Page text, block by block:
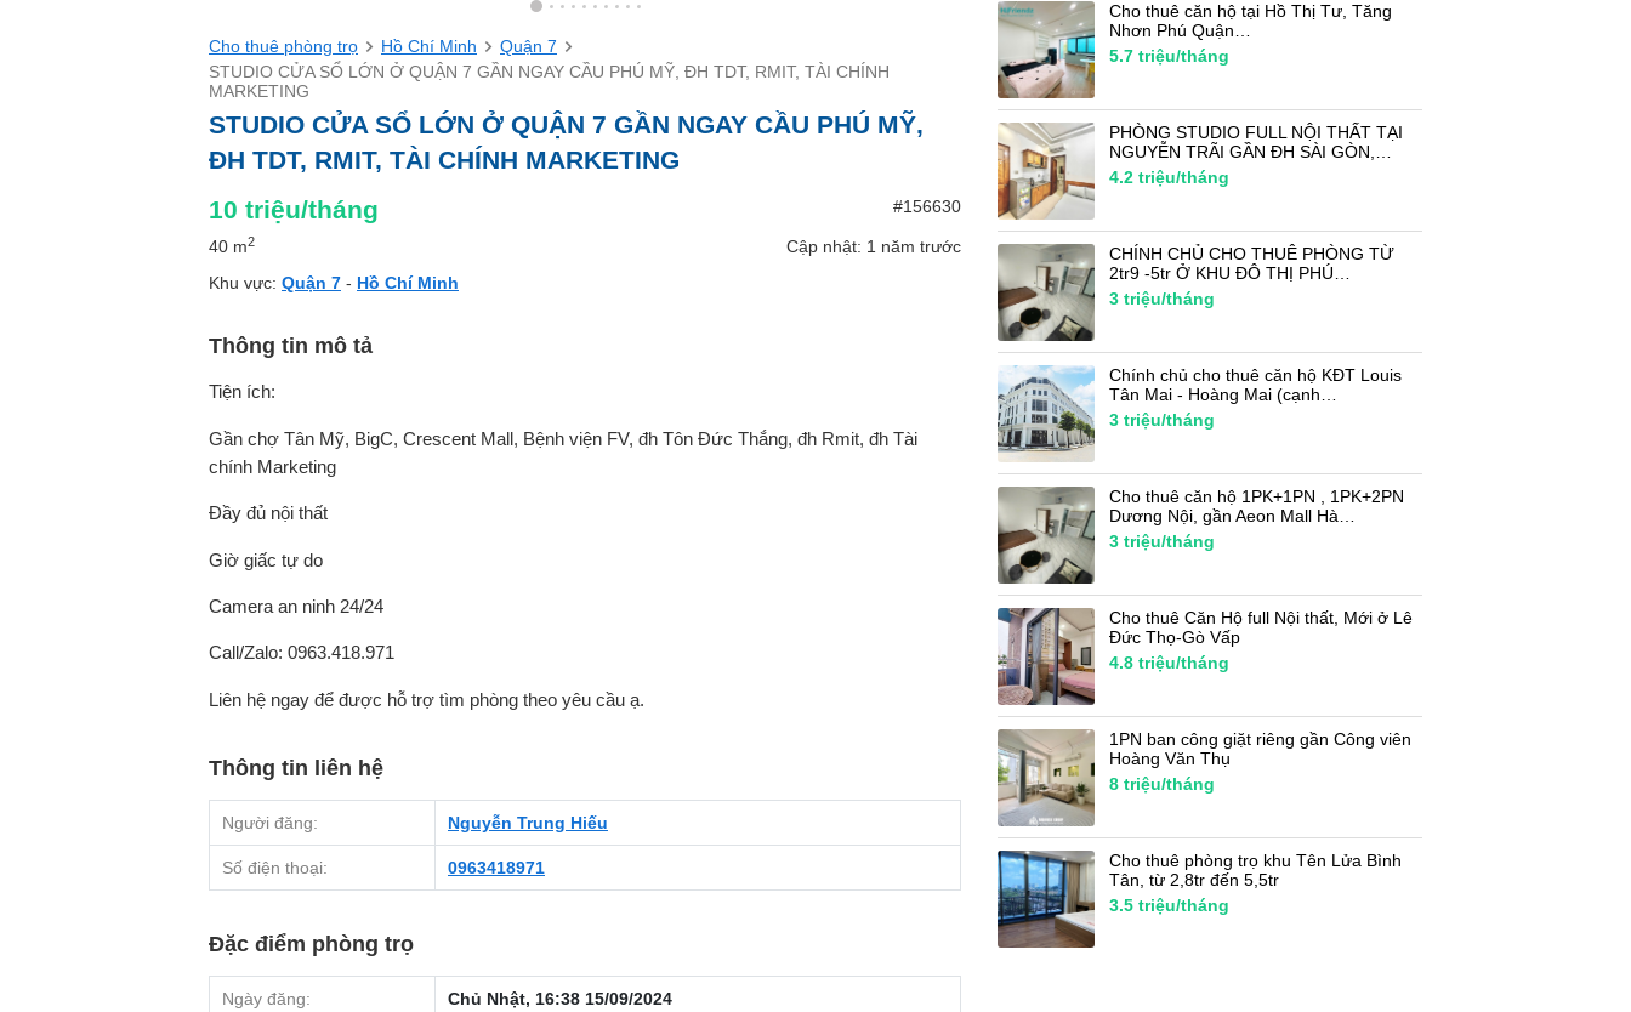
Cho thuê phòng trọ Hồ Chí Minh
Quận 7
STUDIO CỬA SỔ LỚN Ở QUẬN 7 GẦN NGAY CẦU PHÚ MỸ, ĐH TDT, RMIT, TÀI CHÍNH
MARKETING
STUDIO CỬA SỔ LỚN Ở QUẬN 7 GẦN NGAY CẦU PHÚ MỸ,
ĐH TDT, RMIT, TÀI CHÍNH MARKETING
10 triệu/tháng #156630
40 m2
Cập nhật: 1 năm trước
Khu vực: Quận 7 - Hồ Chí Minh
Thông tin mô tả
Tiện ích:
Gần chợ Tân Mỹ, BigC, Crescent Mall, Bệnh viện FV, đh Tôn Đức Thắng, đh Rmit, đh Tài
chính Marketing
Đầy đủ nội thất
Giờ giấc tự do
Camera an ninh 24/24
Call/Zalo: 0963.418.971
Liên hệ ngay để được hỗ trợ tìm phòng theo yêu cầu ạ.
Thông tin liên hệ
Người đăng: Nguyễn Trung Hiếu
Số điện thoại: 0963418971
Đặc điểm phòng trọ
Ngày đăng: Chủ Nhật, 16:38 15/09/2024
Cho thuê căn hộ tại Hồ Thị Tư, Tăng
Nhơn Phú Quận…
5.7 triệu/tháng
PHÒNG STUDIO FULL NỘI THẤT TẠI
NGUYỄN TRÃI GẦN ĐH SÀI GÒN,…
4.2 triệu/tháng
CHÍNH CHỦ CHO THUÊ PHÒNG TỪ
2tr9 -5tr Ở KHU ĐÔ THỊ PHÚ…
3 triệu/tháng
Chính chủ cho thuê căn hộ KĐT Louis
Tân Mai - Hoàng Mai (cạnh…
3 triệu/tháng
Cho thuê căn hộ 1PK+1PN , 1PK+2PN
Dương Nội, gần Aeon Mall Hà…
3 triệu/tháng
Cho thuê Căn Hộ full Nội thất, Mới ở Lê
Đức Thọ-Gò Vấp
4.8 triệu/tháng
1PN ban công giặt riêng gần Công viên
Hoàng Văn Thụ
8 triệu/tháng
Cho thuê phòng trọ khu Tên Lửa Bình
Tân, từ 2,8tr đến 5,5tr
3.5 triệu/tháng